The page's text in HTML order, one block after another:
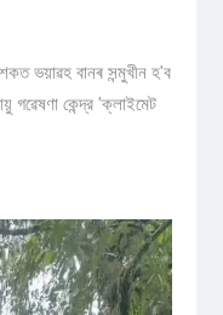
ভয়াৱহ বানৰ সন্মুখীন হ'ব
গৱেষণা কেন্দ্র 'ক্লাইমেট